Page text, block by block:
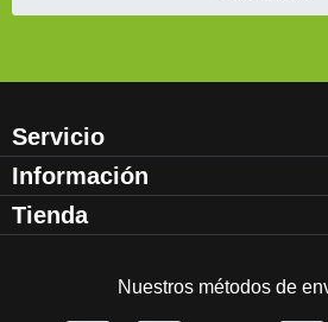
Servicio
Información
Tienda
Nuestros métodos de